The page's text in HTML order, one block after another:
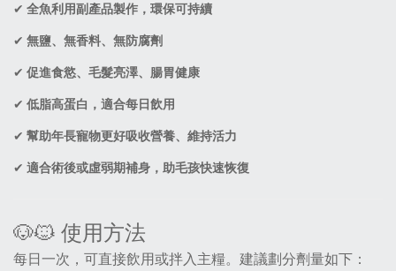
✔ 全魚利用副產品製作，環保可持續
✔ 無鹽、無香料、無防腐劑
✔ 促進食慾、毛髮亮澤、腸胃健康
✔ 低脂高蛋白，適合每日飲用
✔ 幫助年長寵物更好吸收營養、維持活力
✔ 適合術後或虛弱期補身，助毛孩快速恢復
🐶🐱 使用方法
每日一次，可直接飲用或拌入主糧。建議劃分劑量如下：